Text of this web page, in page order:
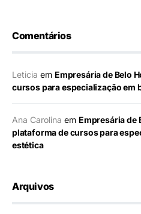
Comentários
Leticia em Empresária de Belo
cursos para especialização em
Ana Carolina em Empresária de
plataforma de cursos para
estética
Arquivos